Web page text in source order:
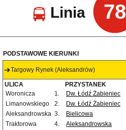
Linia 78
PODSTAWOWE KIERUNKI
Targowy Rynek (Aleksandrów)
ULICA PRZYSTANEK
Woronicza
1. Dw. Łódź Żabieniec
Limanowskiego
2. Dw. Łódź Żabieniec
Aleksandrowska 3. Bielicowa
Traktorowa
4. Aleksandrowska